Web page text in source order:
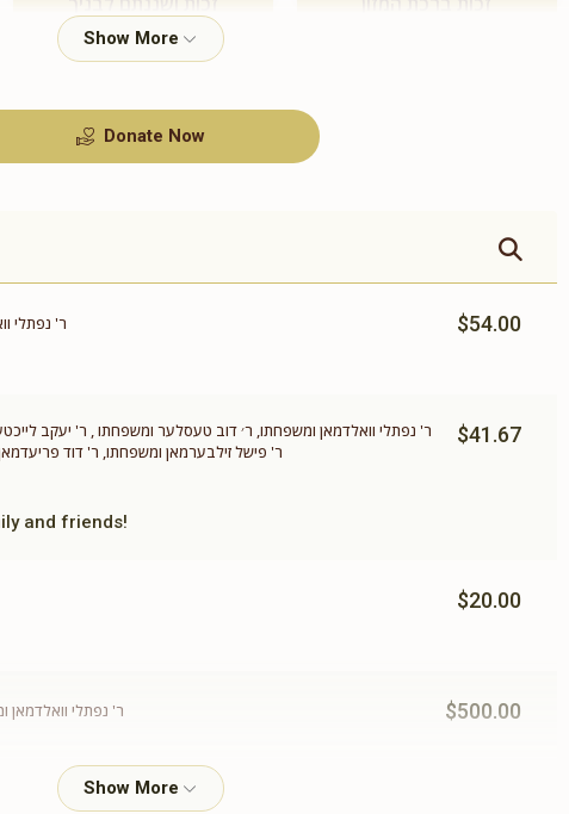
$360.00
$100.00
Donate Now
ר' נפתלי
$54.00
ר' נפתלי וואלדמאן ומשפחתו, ר׳ דוב טעסלער ומשפחתו , ר' יעקב
ר' פישל זילבערמאן ומשפחתו, ר' דוד
$41.67
and friends!
$20.00
ר' נפתלי וואלדמאן
$500.00
זכות ברכת המזון